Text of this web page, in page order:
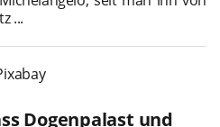
...
Dogenpalast und